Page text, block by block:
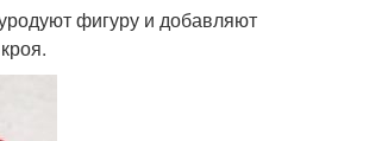
фигуру и добавляют